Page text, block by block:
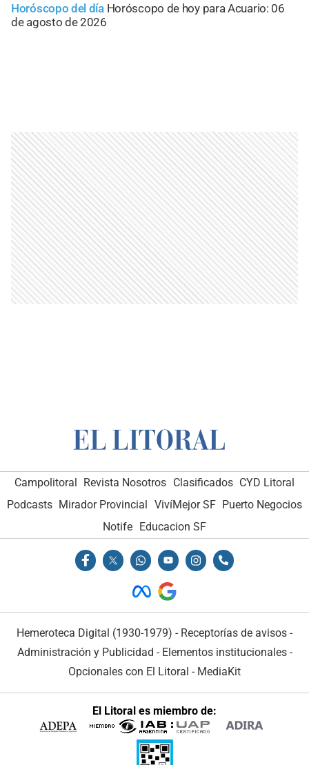
Horóscopo del día Horóscopo de hoy para Acuario: 06
de agosto de 2026
Campolitoral Revista Nosotros Clasificados CYD Litoral
Podcasts Mirador Provincial VivíMejor SF Puerto Negocios
Notife Educacion SF
Hemeroteca Digital (1930-1979) - Receptorías de avisos -
Administración y Publicidad - Elementos institucionales-
Opcionales con El Litoral - MediaKit
El Litoral es miembro de: